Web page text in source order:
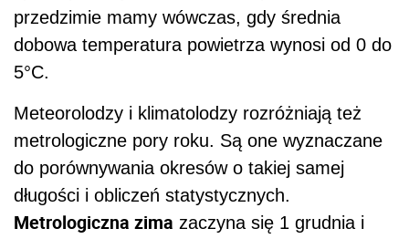
przedzimie mamy wówczas, gdy średnia
dobowa temperatura powietrza wynosi od 0 do
5°C.
Meteorolodzy i klimatolodzy rozróżniają też
metrologiczne pory roku. Są one wyznaczane
do porównywania okresów o takiej samej
długości i obliczeń statystycznych.
Metrologiczna zima zaczyna się 1 grudnia i